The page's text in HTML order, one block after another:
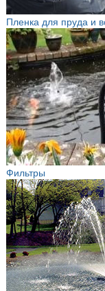
Пленка для пруда и
Фильтры